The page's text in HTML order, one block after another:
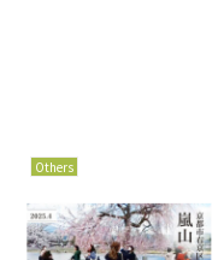
Others